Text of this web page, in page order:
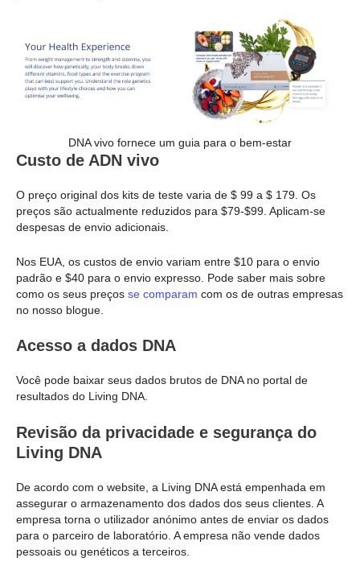
DNA vivo fornece um guia para o bem-estar
Custo de ADN vivo
O preço original dos kits de teste varia de $ 99 a $ 179. Os
preços são actualmente reduzidos para $79-$99. Aplicam-se
despesas de envio adicionais.
Nos EUA, os custos de envio variam entre $10 para o envio
padrão e $40 para o envio expresso. Pode saber mais sobre
como os seus preços se comparam com os de outras empresas
no nosso blogue.
Acesso a dados DNA
Você pode baixar seus dados brutos de DNA no portal de
resultados do Living DNA.
Revisão da privacidade e segurança do
Living DNA
De acordo com o website, a Living DNA está empenhada em
assegurar o armazenamento dos dados dos seus clientes. A
empresa torna o utilizador anónimo antes de enviar os dados
para o parceiro de laboratório. A empresa não vende dados
pessoais ou genéticos a terceiros.